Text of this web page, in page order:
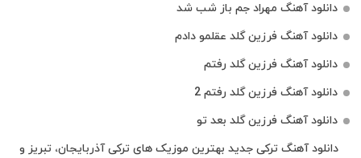
دانلود آهنگ مهراد جم باز شب شد
دانلود آهنگ فرزین گلد عقلمو دادم
دانلود آهنگ فرزین گلد رفتم
دانلود آهنگ فرزین گلد رفتم 2
دانلود آهنگ فرزین گلد بعد تو
دانلود آهنگ ترکی جدید بهترین موزیک‌ های ترکی آذربایجان، تبریز و